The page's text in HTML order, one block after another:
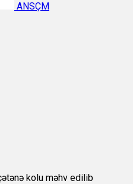
ANSÇM
kolu məhv edilib